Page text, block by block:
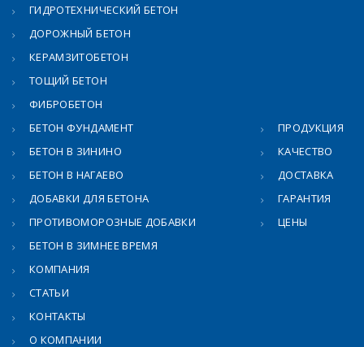
ГИДРОТЕХНИЧЕСКИЙ БЕТОН
ДОРОЖНЫЙ БЕТОН
КЕРАМЗИТОБЕТОН
ТОЩИЙ БЕТОН
ФИБРОБЕТОН
БЕТОН ФУНДАМЕНТ
БЕТОН В ЗИНИНО
БЕТОН В НАГАЕВО
ДОБАВКИ ДЛЯ БЕТОНА
ПРОТИВОМОРОЗНЫЕ ДОБАВКИ
БЕТОН В ЗИМНЕЕ ВРЕМЯ
ПРОДУКЦИЯ
КАЧЕСТВО
ДОСТАВКА
ГАРАНТИЯ
ЦЕНЫ
КОМПАНИЯ
СТАТЬИ
КОНТАКТЫ
О КОМПАНИИ